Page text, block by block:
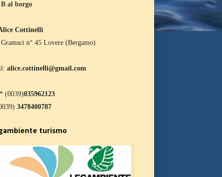
al borgo
Cottinelli
n° 45 Lovere (Bergamo)
alice.cottinelli@gmail.com
(0039)035962123
3478400787
turismo